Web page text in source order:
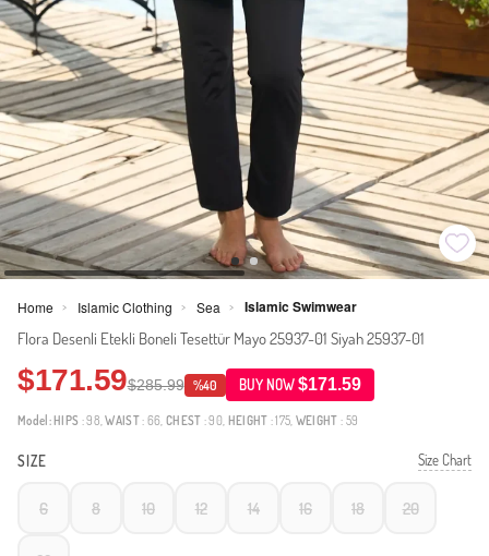
Home > Islamic Clothing > Sea > Islamic Swimwear
Flora Desenli Etekli Boneli Tesettür Mayo 25937-01 Siyah 25937-01
$171.59$285.99 %40 BUY NOW$171.59
Model: HIPS : 98,WAIST: 66,CHEST : 90, HEIGHT : 175, WEIGHT : 59
SIZE Size Chart
6 8 10 12 14 16 18 20